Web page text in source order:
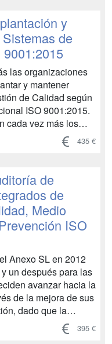
propósito
hacia l...
y
de
las organizaciones
y mantener
de Calidad según
ISO 9001:2015.
cada vez más los
han decidido
de la calidad y
de Gestión de
435 €
de
de
Medio
ISO
Anexo SL en 2012
un después para las
avanzar hacia la
de la mejora de sus
dado que la
nivel que propugna,
a más de una
395 €